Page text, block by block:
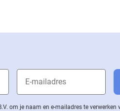
om je naam en e-mailadres te verwerken